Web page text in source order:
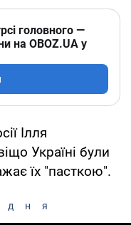
головного —
на OBOZ.UA у
Ілля
Україні були
їх "пасткою".
дня